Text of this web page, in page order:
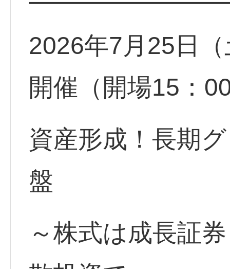
2026年7月25日
開催（開場15：
資産形成！長期
盤
～株式は成長証